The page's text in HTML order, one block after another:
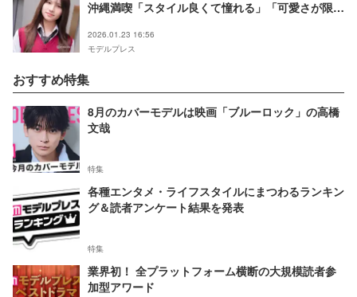
沖縄満喫「スタイル良くて憧れる」「可愛さが限界
2026.01.23 16:56
モデルプレス
おすすめ特集
8月のカバーモデルは映画「ブルーロック」の高橋
文哉
特集
各種エンタメ・ライフスタイルにまつわるランキン
グ＆読者アンケート結果を発表
特集
業界初！ 全プラットフォーム横断の大規模読者参
加型アワード